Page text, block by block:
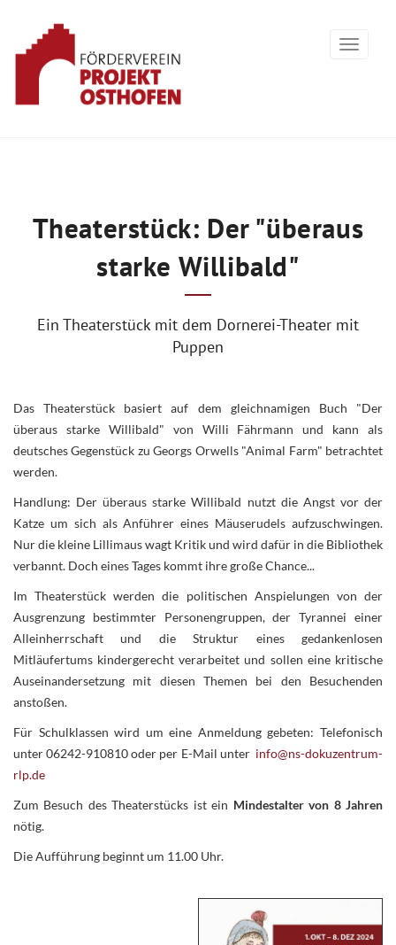
Theaterstück: Der "überaus
starke Willibald"
Ein Theaterstück mit dem Dornerei-Theater mit
Puppen
Das Theaterstück basiert auf dem gleichnamigen Buch "Der
überaus starke Willibald" von Willi Fährmann und kann als
deutsches Gegenstück zu Georgs Orwells "Animal Farm" betrachtet
werden.
Handlung: Der überaus starke Willibald nutzt die Angst vor der
Katze um sich als Anführer eines Mäuserudels aufzuschwingen.
Nur die kleine Lillimaus wagt Kritik und wird dafür in die Bibliothek
verbannt. Doch eines Tages kommt ihre große Chance...
Im Theaterstück werden die politischen Anspielungen von der
Ausgrenzung bestimmter Personengruppen, der Tyrannei einer
Alleinherrschaft und die Struktur eines gedankenlosen
Mitläufertums kindergerecht verarbeitet und sollen eine kritische
Auseinandersetzung mit diesen Themen bei den Besuchenden
anstoßen.
Für Schulklassen wird um eine Anmeldung gebeten: Telefonisch
unter 06242-910810 oder per E-Mail unter info@ns-dokuzentrum-
rlp.de
Zum Besuch des Theaterstücks ist ein Mindestalter von 8 Jahren
nötig.
Die Aufführung beginnt um 11.00 Uhr.